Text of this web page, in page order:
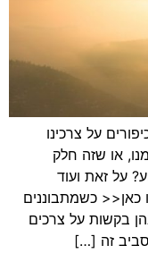
על צרכינו
או שזה חלק
על זאת ועוד
כשמתבוננים
בקשות על צרכים
זה […]